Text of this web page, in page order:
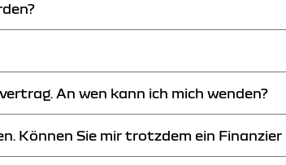
Ihr Dacia Händler steht Ihnen ebenfalls zur
Ihnen die gewünschte Auskunft erteilen.
oder Ihre Postleitzahl als Suchparameter
An wen kann ich mich wenden?
erteilen und Sie mit unserer Finanzfiliale
Können Sie mir trotzdem ein Finanzier